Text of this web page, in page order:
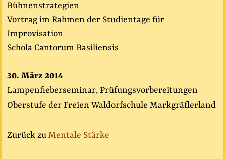
Bühnenstrategien
Vortrag im Rahmen der Studientage für
Improvisation
Schola Cantorum Basiliensis
30. März 2014
Lampenfieberseminar, Prüfungsvorbereitungen
Oberstufe der Freien Waldorfschule Markgräflerland
Zurück zu Mentale Stärke